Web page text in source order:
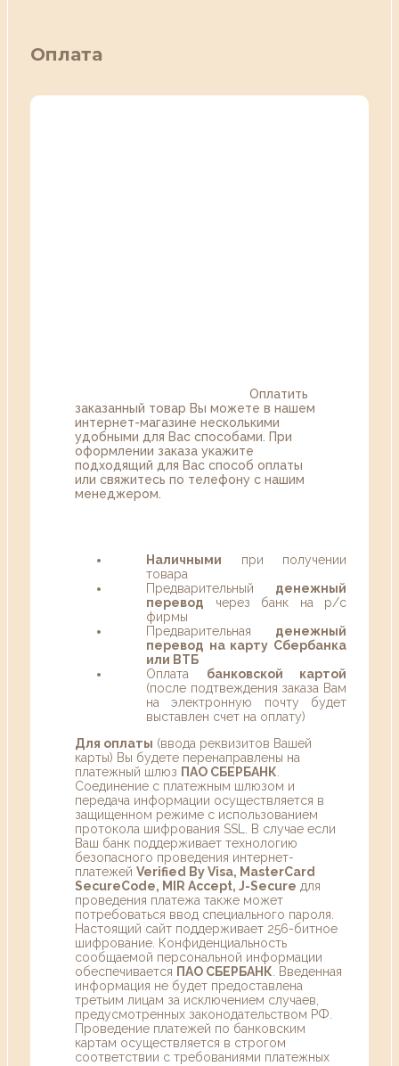
Оплата
Оплатить
заказанный товар Вы можете в нашем
интернет-магазине несколькими
удобными для Вас способами. При
оформлении заказа укажите
подходящий для Вас способ оплаты
или свяжитесь по телефону с нашим
менеджером.
Наличными при получении
товара
Предварительный денежный
перевод через банк на р/с
фирмы
Предварительная денежный
перевод на карту Сбербанка
или ВТБ
Оплата банковской картой
(после подтвеждения заказа Вам
на электронную почту будет
выставлен счет на оплату)
Для оплаты (ввода реквизитов Вашей
карты) Вы будете перенаправлены на
платежный шлюз ПАО СБЕРБАНК
Соединение с платежным шлюзом и
передача информации осуществляется в
защищенном режиме с использованием
протокола шифрования SSL. В случае если
Ваш банк поддерживает технологию
безопасного проведения интернет-
платежей Verified By Visa, MasterCard
SecureCode, MIR Accept, J-Secure для
проведения платежа также может
потребоваться ввод специального пароля.
Настоящий сайт поддерживает 256-битное
шифрование. Конфиденциальность
сообщаемой персональной информации
обеспечивается ПАО СБЕРБАНК . Введенная
информация не будет предоставлена
третьим лицам за исключением случаев,
предусмотренных законодательством РФ.
Проведение платежей по банковским
картам осуществляется в строгом
соответствии с требованиями платежных